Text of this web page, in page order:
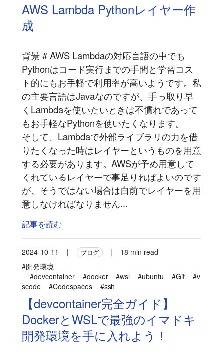
AWS Lambda Pythonレイヤー作
成
背景 # AWS Lambdaの対応言語の中でも
Pythonはコード実行までの手間と学習コス
ト的にもお手軽で利用率が高いようです。私
の主要言語はJavaなのですが、手っ取り早
くLambdaを使いたいときは不慣れであって
もお手軽なPythonを使いたくなります。
そして、Lambdaで外部ライブラリの力を借
りたくなった時はレイヤーというものを用意
する必要があります。AWSが予め用意して
くれているレイヤーで事足りればよいのです
が、そうではない場合は自前でレイヤーを用
意しなければなりません...
記事を読む
2024-10-11 | ブログ |
18 min read
#開発環境
#devcontainer
#docker #wsl #ubuntu #Git
#v
scode
#Codespaces #ssh
【devcontainer完全ガイド】
DockerとWSLで最強のイマドキ
開発環境を手に入れよう！